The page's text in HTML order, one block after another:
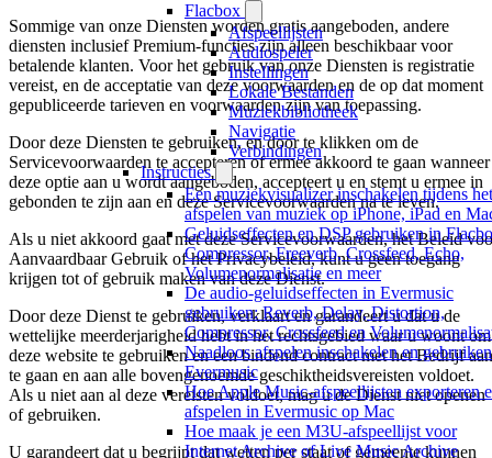
Flacbox
Afspeellijsten
Audiospeler
Instellingen
Lokale Bestanden
Muziekbibliotheek
Navigatie
Verbindingen
Instructies
Een muziekvisualizer inschakelen tijdens het
afspelen van muziek op iPhone, iPad en
Geluidseffecten en DSP gebruiken in
Compressor, Freeverb, Crossfeed, Echo,
Volumenormalisatie en meer
De audio-geluidseffecten in Evermusic
gebruiken: Reverb, Delay, Distortion,
Compressor, Crossfeed en
Naadloos afspelen inschakelen en
Evermusic
Hoe Apple Music-afspeellijsten exporteren
afspelen in Evermusic op Mac
Hoe maak je een M3U-afspeellijst voor
Internet Archive of Live Music Archive
Sommige van onze Diensten worden gratis aangeboden, andere
diensten inclusief Premium-functies zijn alleen beschikbaar voor
betalende klanten. Voor het gebruik van onze Diensten is registratie
vereist, en de acceptatie van deze voorwaarden en de op dat moment
gepubliceerde tarieven en voorwaarden zijn van toepassing.
Door deze Diensten te gebruiken, en door te klikken om de
Servicevoorwaarden te accepteren of ermee akkoord te gaan wanneer
deze optie aan u wordt aangeboden, accepteert u en stemt u ermee in
gebonden te zijn aan en deze Servicevoorwaarden na te leven.
Als u niet akkoord gaat met deze Servicevoorwaarden, het Beleid
Aanvaardbaar Gebruik of het Privacybeleid, kunt u geen toegang
krijgen tot of gebruik maken van deze Dienst.
Door deze Dienst te gebruiken, verklaart en garandeert u dat u de
wettelijke meerderjarigheid hebt in het rechtsgebied waar u woont om
deze website te gebruiken en een bindend contract met het Bedrijf aan
te gaan en aan alle bovengenoemde geschiktheidsvereisten voldoet.
Als u niet aan al deze vereisten voldoet, mag u de Dienst niet openen
of gebruiken.
U garandeert dat u begrijpt dat wetten per staat of gemeente kunnen